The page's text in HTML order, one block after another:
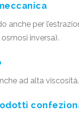
anche per
inversa).
ad alta viscosità.